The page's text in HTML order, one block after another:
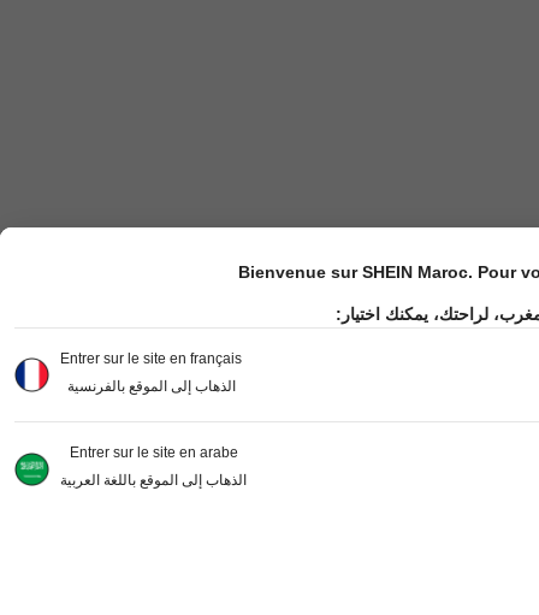
Bienvenue sur SHEIN Maroc. Pour
لراحتك، يمكنك اختيار:
Entrer sur le site en français
الذهاب إلى الموقع بالفرنسية
Entrer sur le site en arabe
الذهاب إلى الموقع باللغة العربية